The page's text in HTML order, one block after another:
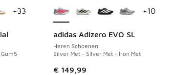
Prijs verlaagd van € 64,99 naar € 45,00
+33
adidas Adizero EVO SL
Heren Schoenen
Silver Met - Silver Met - Iron Met
€ 149,99
+10